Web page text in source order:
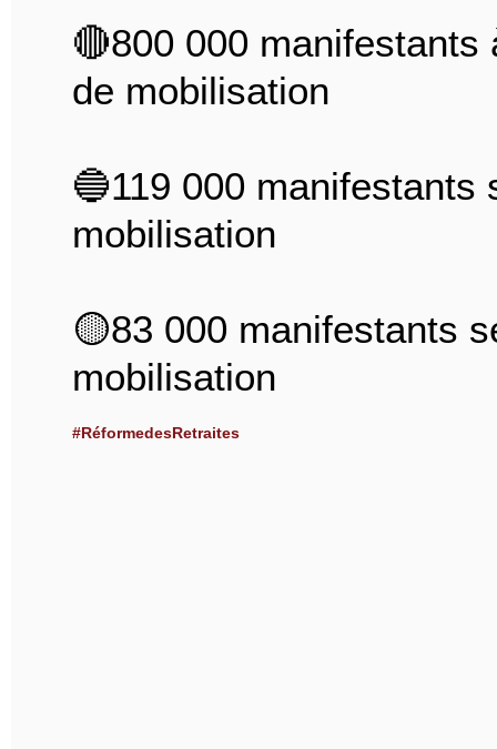
🔴800 000
de mobilisation
🔵119 000
mobilisation
🟡83 000 manifestants
mobilisation
#RéformedesRetraites